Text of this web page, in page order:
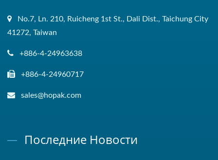
No.7, Ln. 210, Ruicheng 1st St., Dali Dist., Taichung City
41272, Taiwan
+886-4-24963638
+886-4-24960717
sales@hopak.com
Последние Новости